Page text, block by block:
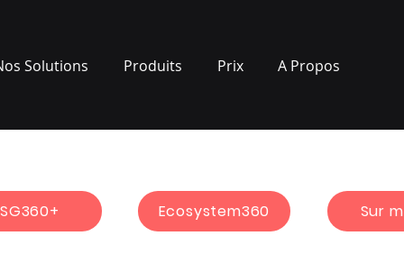
Solutions Produits Prix A Propos
Ecosystem360 Sur